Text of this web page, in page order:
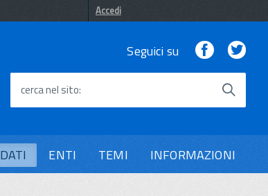
Accedi
Seguici su Facebook
cerca nel sito
DATI ENTI TEMI INFORMAZIONI